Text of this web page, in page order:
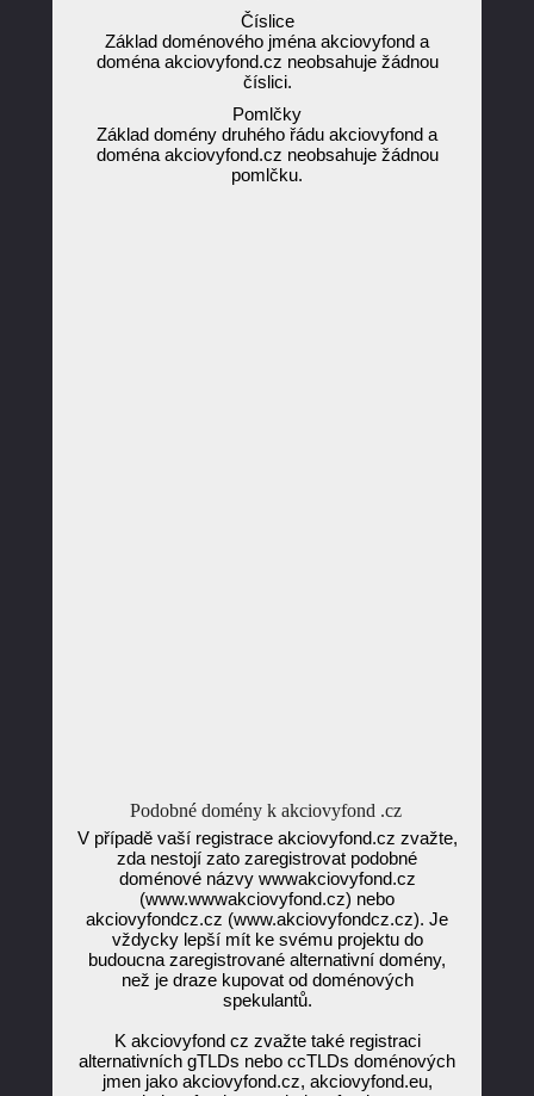
Číslice
Základ doménového jména akciovyfond a
doména akciovyfond.cz neobsahuje žádnou
číslici.
Pomlčky
Základ domény druhého řádu akciovyfond a
doména akciovyfond.cz neobsahuje žádnou
pomlčku.
Podobné domény k akciovyfond .cz
V případě vaší registrace akciovyfond.cz zvažte,
zda nestojí zato zaregistrovat podobné
doménové názvy wwwakciovyfond.cz
(www.wwwakciovyfond.cz) nebo
akciovyfondcz.cz (www.akciovyfondcz.cz). Je
vždycky lepší mít ke svému projektu do
budoucna zaregistrované alternativní domény,
než je draze kupovat od doménových
spekulantů.
K akciovyfond cz zvažte také registraci
alternativních gTLDs nebo ccTLDs doménových
jmen jako akciovyfond.cz, akciovyfond.eu,